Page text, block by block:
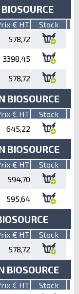
€ HT
Stock
578,72
3398,45
578,72
BIOSOURCE
€ HT
Stock
645,22
BIOSOURCE
€ HT
Stock
594,70
595,64
€ HT
Stock
578,72
BIOSOURCE
€ HT
Stock